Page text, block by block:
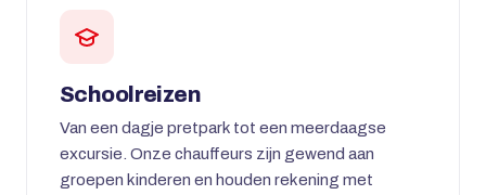
Schoolreizen
Van een dagje pretpark tot een meerdaagse
excursie. Onze chauffeurs zijn gewend aan
groepen kinderen en houden rekening met